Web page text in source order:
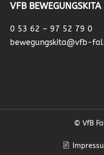
VFB BEWEGUNGSKITA
0 53 62 – 97 52 79 0
bewegungskita@vfb-
© VfB